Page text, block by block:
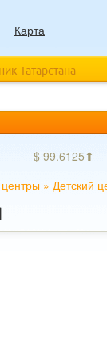
Карта
Татарстана
$ 99.6125⬆
» Детский